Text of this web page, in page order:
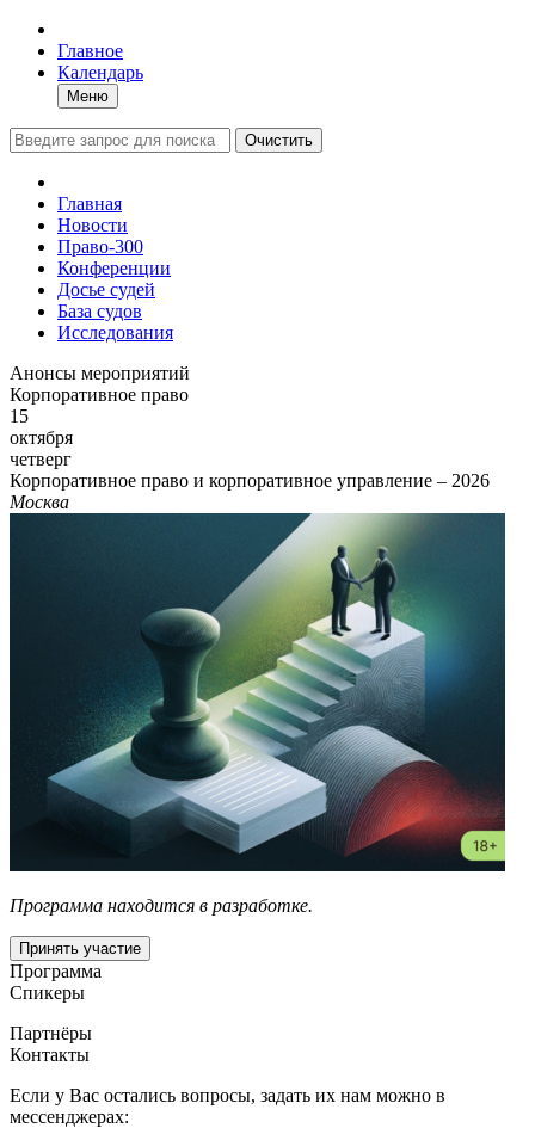
Главное
Календарь
Меню
Очистить
Главная
Новости
Право-300
Конференции
Досье судей
База судов
Исследования
Анонсы мероприятий
Корпоративное право
15
октября
четверг
Корпоративное право и корпоративное управление – 2026
Москва
Программа находится в разработке.
Принять участие
Программа
Спикеры
Партнёры
Контакты
Если у Вас остались вопросы, задать их нам можно в
мессенджерах: